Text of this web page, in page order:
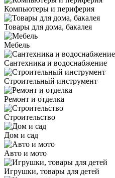
Компьютеры и периферия
Товары для дома, бакалея
Мебель
Сантехника и водоснабжение
Строительный инструмент
Ремонт и отделка
Строительство
Дом и сад
Авто и мото
Игрушки, товары для детей